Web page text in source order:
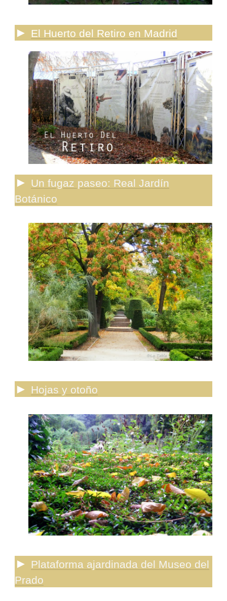
► El Huerto del Retiro en Madrid
► Un fugaz paseo: Real Jardín
Botánico
► Hojas y otoño
► Plataforma ajardinada del Museo del
Prado